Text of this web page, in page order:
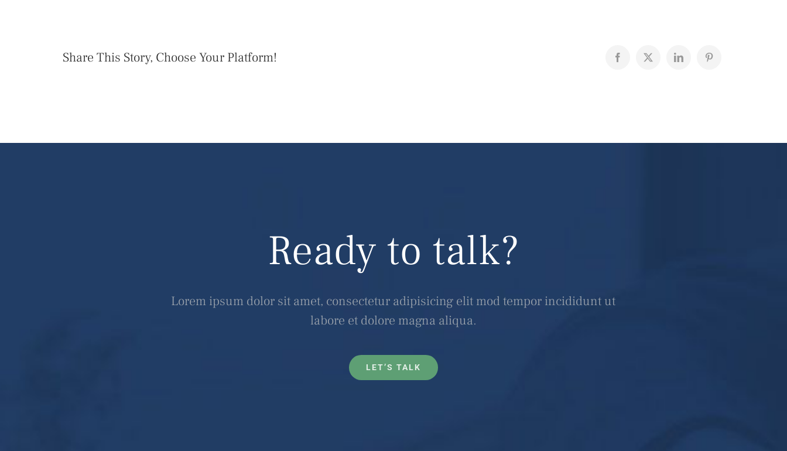
Share This Story, Choose Your Platform!
Ready to talk?
Lorem ipsum dolor sit amet, consectetur adipisicing elit mod tempor incididunt ut
labore et dolore magna aliqua.
LET’S TALK